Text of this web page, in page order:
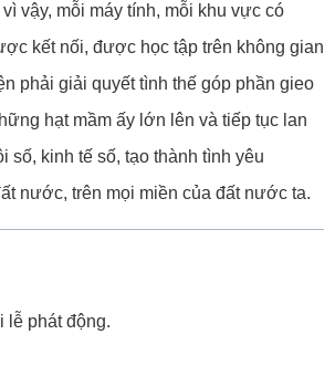
vậy, mỗi máy tính, mỗi khu vực có
kết nối, được học tập trên không gian
phải giải quyết tình thế góp phần gieo
hạt mầm ấy lớn lên và tiếp tục lan
số, kinh tế số, tạo thành tình yêu
nước, trên mọi miền của đất nước ta.